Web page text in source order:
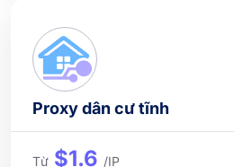
Proxy dân cư tĩnh
Từ $1.6 /IP